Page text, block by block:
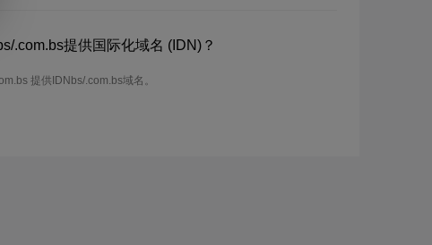
.com.bs提供国际化域名 (IDN)？
提供IDNbs/.com.bs域名。